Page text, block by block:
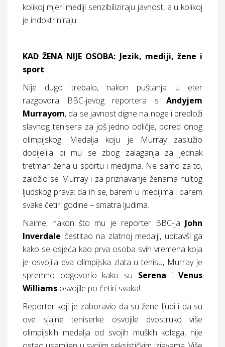
kolikoj mjeri mediji senzibiliziraju javnost, a u kolikoj
je indoktriniraju.
KAD ŽENA NIJE OSOBA: Jezik, mediji, žene i
sport
Nije dugo trebalo, nakon puštanja u eter
razgovora BBC-jevog reportera s Andyjem
Murrayom, da se javnost digne na noge i predloži
slavnog tenisera za još jedno odličje, pored onog
olimpijskog. Medalja koju je Murray zaslužio
dodijelila bi mu se zbog zalaganja za jednak
tretman žena u sportu i medijima. Ne samo za to,
založio se Murray i za priznavanje ženama nultog
ljudskog prava: da ih se, barem u medijima i barem
svake četiri godine – smatra ljudima.
Naime, nakon što mu je reporter BBC-ja John
Inverdale čestitao na zlatnoj medalji, upitavši ga
kako se osjeća kao prva osoba svih vremena koja
je osvojila dva olimpijska zlata u tenisu, Murray je
spremno odgovorio kako su Serena iVenus
Williams osvojile po četiri svaka!
Reporter koji je zaboravio da su žene ljudi i da su
ove sjajne teniserke osvojile dvostruko više
olimpijskih medalja od svojih muških kolega, nije